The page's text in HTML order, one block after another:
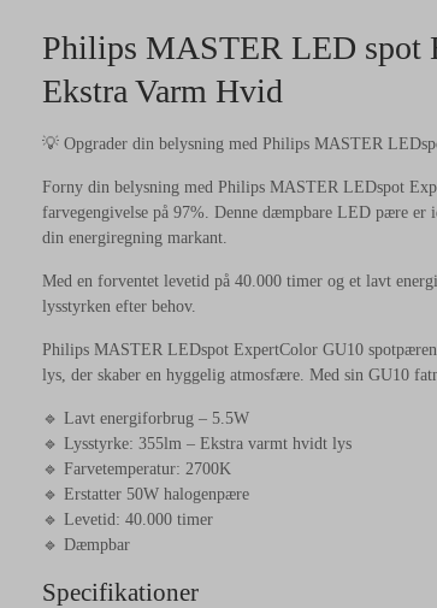
Philips MASTER LED spot
Ekstra Varm Hvid
💡 Opgrader din belysning med Philips MASTER
Forny din belysning med Philips MASTER LEDspot
farvegengivelse på 97%. Denne dæmpbare LED pære
din energiregning markant.
Med en forventet levetid på 40.000 timer og et lavt
lysstyrken efter behov.
Philips MASTER LEDspot ExpertColor GU10
lys, der skaber en hyggelig atmosfære. Med sin GU10
🔹 Lavt energiforbrug – 5.5W
🔹 Lysstyrke: 355lm – Ekstra varmt hvidt lys
🔹 Farvetemperatur: 2700K
🔹 Erstatter 50W halogenpære
🔹 Levetid: 40.000 timer
🔹 Dæmpbar
Specifikationer